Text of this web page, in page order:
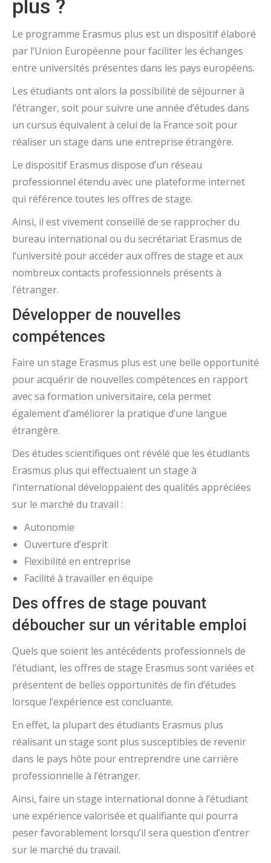
plus ?
Le programme Erasmus plus est un dispositif élaboré
par l’Union Européenne pour faciliter les échanges
entre universités présentes dans les pays européens.
Les étudiants ont alors la possibilité de séjourner à
l’étranger, soit pour suivre une année d’études dans
un cursus équivalent à celui de la France soit pour
réaliser un stage dans une entreprise étrangère.
Le dispositif Erasmus dispose d’un réseau
professionnel étendu avec une plateforme internet
qui référence toutes les offres de stage.
Ainsi, il est vivement conseillé de se rapprocher du
bureau international ou du secrétariat Erasmus de
l’université pour accéder aux offres de stage et aux
nombreux contacts professionnels présents à
l’étranger.
Développer de nouvelles
compétences
Faire un stage Erasmus plus est une belle opportunité
pour acquérir de nouvelles compétences en rapport
avec sa formation universitaire, cela permet
également d’améliorer la pratique d’une langue
étrangère.
Des études scientifiques ont révélé que les étudiants
Erasmus plus qui effectuaient un stage à
l’international développaient des qualités appréciées
sur le marché du travail :
Autonomie
Ouverture d’esprit
Flexibilité en entreprise
Facilité à travailler en équipe
Des offres de stage pouvant
déboucher sur un véritable emploi
Quels que soient les antécédents professionnels de
l’étudiant, les offres de stage Erasmus sont variées et
présentent de belles opportunités de fin d’études
lorsque l’expérience est concluante.
En effet, la plupart des étudiants Erasmus plus
réalisant un stage sont plus susceptibles de revenir
dans le pays hôte pour entreprendre une carrière
professionnelle à l’étranger.
Ainsi, faire un stage international donne à l’étudiant
une expérience valorisée et qualifiante qui pourra
peser favorablement lorsqu’il sera question d’entrer
sur le marché du travail.